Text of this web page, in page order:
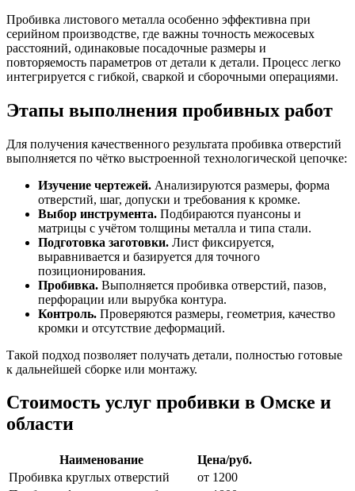
Пробивка листового металла особенно эффективна при
серийном производстве, где важны точность межосевых
расстояний, одинаковые посадочные размеры и
повторяемость параметров от детали к детали. Процесс легко
интегрируется с гибкой, сваркой и сборочными операциями.
Этапы выполнения пробивных работ
Для получения качественного результата пробивка отверстий
выполняется по чётко выстроенной технологической цепочке:
Изучение чертежей. Анализируются размеры, форма
отверстий, шаг, допуски и требования к кромке.
Выбор инструмента. Подбираются пуансоны и
матрицы с учётом толщины металла и типа стали.
Подготовка заготовки. Лист фиксируется,
выравнивается и базируется для точного
позиционирования.
Пробивка. Выполняется пробивка отверстий, пазов,
перфорации или вырубка контура.
Контроль. Проверяются размеры, геометрия, качество
кромки и отсутствие деформаций.
Такой подход позволяет получать детали, полностью готовые
к дальнейшей сборке или монтажу.
Стоимость услуг пробивки в Омске и
области
Наименование
Цена/руб.
Пробивка круглых отверстий
от 1200